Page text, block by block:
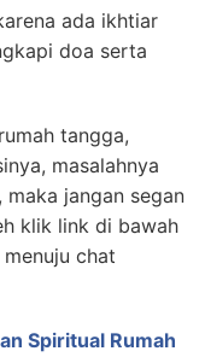
ada ikhtiar
doa serta
tangga,
masalahnya
jangan segan
klik link di bawah
chat
Spiritual Rumah